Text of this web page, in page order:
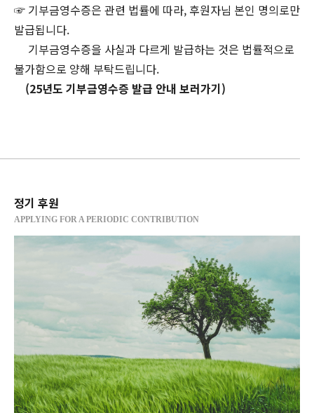
☞ 기부금영수증은 관련 법률에 따라, 후원자님 본인 명의로만
발급됩니다.
기부금영수증을 사실과 다르게 발급하는 것은 법률적으로
불가함으로 양해 부탁드립니다.
(25년도 기부금영수증 발급 안내 보러가기)
정기 후원
APPLYING FOR A PERIODIC CONTRIBUTION